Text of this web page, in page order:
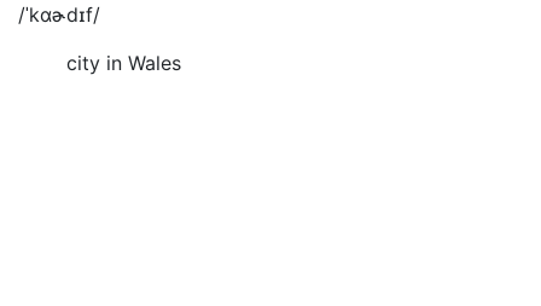
/ˈkɑɚdɪf/
city in Wales